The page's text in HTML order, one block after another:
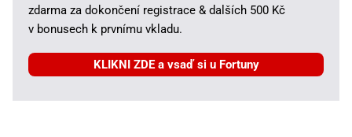
zdarma za dokončení registrace & dalších 500 Kč
v bonusech k prvnímu vkladu.
KLIKNI ZDE a vsaď si u Fortuny